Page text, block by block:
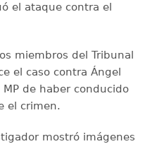
el ataque contra el
miembros del Tribunal
el caso contra Ángel
de haber conducido
el crimen.
mostró imágenes